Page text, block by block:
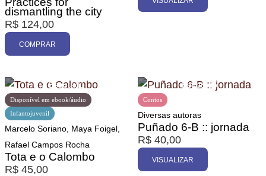
dismantling the city
R$ 124,00
COMPRAR
Disponível em ebook/áudio
Infantojuvenil
Marcelo Soriano, Maya Foigel,
Rafael Campos Rocha
Tota e o Calombo
R$ 45,00
Contos
Diversas autoras
Puñado 6-B :: jornada
R$ 40,00
VISUALIZAR